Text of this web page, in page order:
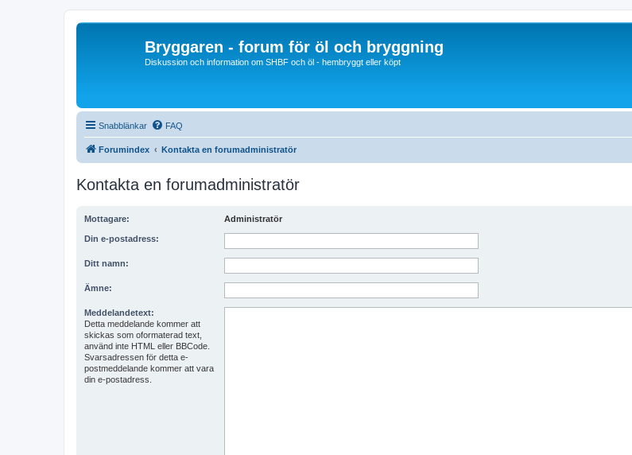
Bryggaren - forum för öl och bryggning
Diskussion och information om SHBF och öl - hembryggt eller köpt
Snabblänkar FAQ
Forumindex Kontakta en forumadministratör
Kontakta en forumadministratör
Mottagare: Administratör
Din e-postadress:
Ditt namn:
Ämne:
Meddelandetext:
Detta meddelande kommer att
skickas som oformaterad text,
använd inte HTML eller BBCode.
Svarsadressen för detta e-
postmeddelande kommer att vara
din e-postadress.